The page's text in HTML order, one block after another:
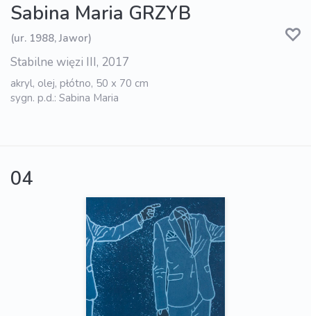
Sabina Maria GRZYB
(ur. 1988, Jawor)
Stabilne więzi III, 2017
akryl, olej, płótno, 50 x 70 cm
sygn. p.d.: Sabina Maria
04